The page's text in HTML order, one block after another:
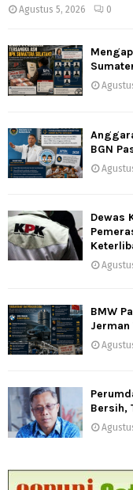
Agustus 5, 2026 0
BGN
Dewas
BMW
Jerman
Bersih,